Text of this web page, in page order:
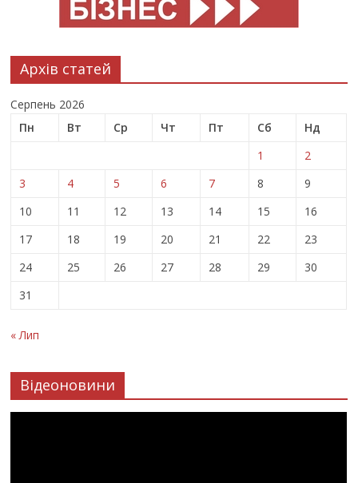
Архів статей
Серпень 2026
Пн
Вт Ср Чт Пт Сб
Нд
1
2
3
4 5 6 7 8
9
10
11 12 13 14 15
16
17
18 19 20 21 22
23
24
25 26 27 28 29
30
31
« Лип
Відеоновини